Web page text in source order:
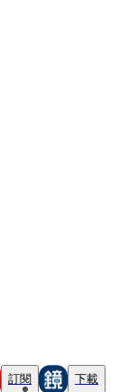
訂閱 下載